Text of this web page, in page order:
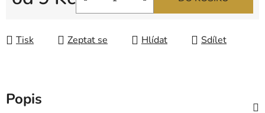
Tisk Zeptat se Hlídat Sdílet
Popis